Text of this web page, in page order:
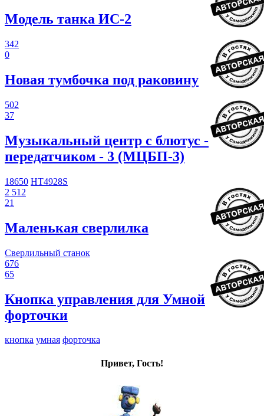
Модель танка ИС-2
342
0
Новая тумбочка под раковину
502
37
Музыкальный центр с блютус -
передатчиком - 3 (МЦБП-3)
18650 HT4928S
2 512
21
Маленькая сверлилка
Сверлильный станок
676
65
Кнопка управления для Умной
форточки
кнопка умная форточка
Привет, Гость!